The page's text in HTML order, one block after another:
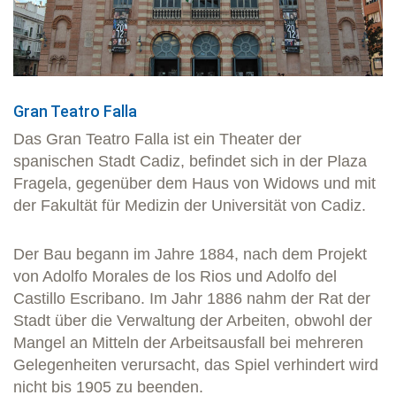
Gran Teatro Falla
Das Gran Teatro Falla ist ein Theater der
spanischen Stadt Cadiz, befindet sich in der Plaza
Fragela, gegenüber dem Haus von Widows und mit
der Fakultät für Medizin der Universität von Cadiz.
Der Bau begann im Jahre 1884, nach dem Projekt
von Adolfo Morales de los Rios und Adolfo del
Castillo Escribano. Im Jahr 1886 nahm der Rat der
Stadt über die Verwaltung der Arbeiten, obwohl der
Mangel an Mitteln der Arbeitsausfall bei mehreren
Gelegenheiten verursacht, das Spiel verhindert wird
nicht bis 1905 zu beenden.